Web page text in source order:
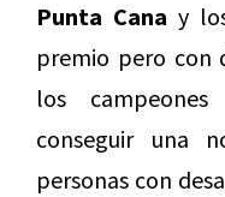
Punta Cana y
premio pero con
los
conseguir una
personas con